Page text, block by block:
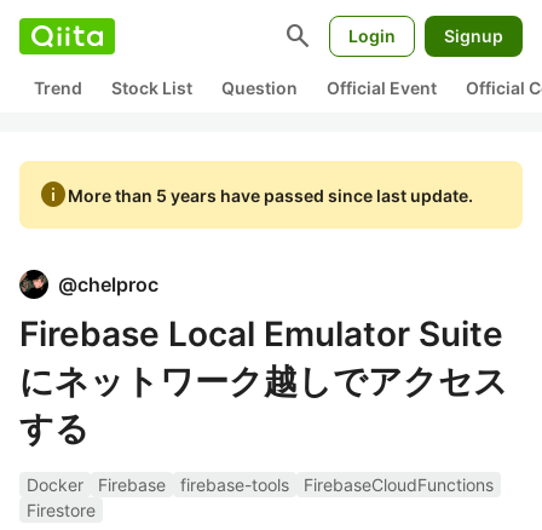
search Login Signup
Trend Stock List Question Official Event Official
infoMore than 5 years have passed since last update.
@chelproc
Firebase Local Emulator Suite
にネットワーク越しでアクセス
する
Docker Firebase firebase-tools
FirebaseCloudFunctions
Firestore